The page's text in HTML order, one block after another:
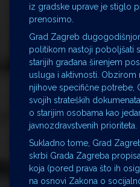
iz gradske uprave je stiglo
prenosimo.
Grad Zagreb
politikom nastoji poboljšati
starijih građana širenjem
usluga i aktivnosti.
njihove specifične potrebe,
svojih strateških
o starijim osobama kao
javnozdravstvenih prioriteta.
Sukladno tome, Grad
skrbi Grada Zagreba
koja (pored prava što ih
na osnovi Zakona o